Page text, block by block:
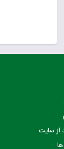
از سایت